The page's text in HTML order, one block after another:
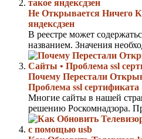
Не Открывается Ничего
яндексдзен
В реестре может
названием. Значения
Почему Перестали
Проблема ssl сертификата
Многие сайты в нашей
решению Роскомнадзора.